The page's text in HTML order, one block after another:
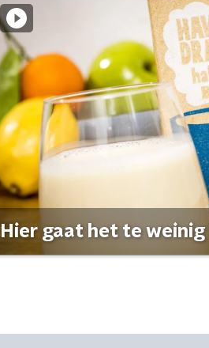
Hier gaat het te